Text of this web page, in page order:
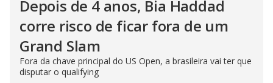
Depois de 4 anos, Bia Haddad
corre risco de ficar fora de um
Grand Slam
Fora da chave principal do US Open, a brasileira vai ter que
disputar o qualifying